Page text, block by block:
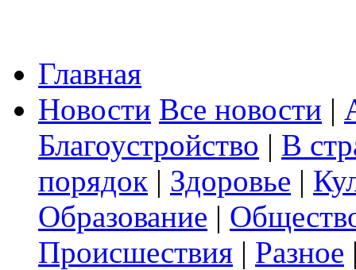
Главная
Новости Все новости |
Благоустройство | В
порядок | Здоровье |
Образование |
Происшествия | Разное